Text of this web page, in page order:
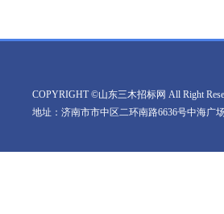
COPYRIGHT ©山东三木招标网 All Right
地址：济南市市中区二环南路6636号中海广